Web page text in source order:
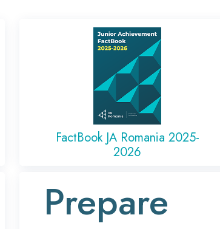
FactBook JA Romania 2025-
2026
Prepare